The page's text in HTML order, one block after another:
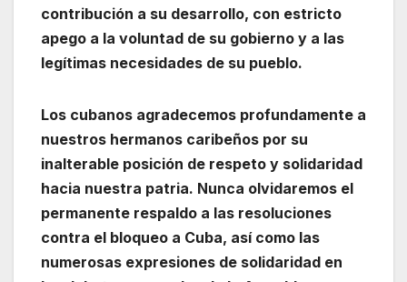
contribución a su desarrollo, con estricto
apego a la voluntad de su gobierno y a las
legítimas necesidades de su pueblo.
Los cubanos agradecemos profundamente a
nuestros hermanos caribeños por su
inalterable posición de respeto y solidaridad
hacia nuestra patria. Nunca olvidaremos el
permanente respaldo a las resoluciones
contra el bloqueo a Cuba, así como las
numerosas expresiones de solidaridad en